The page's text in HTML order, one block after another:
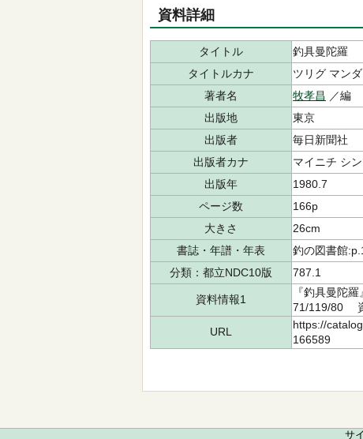
資料詳細
タイトル
釣具曼陀羅
タイトルカナ
ツリグ マンダ
著者名
牧孝昌 ／編
出版地
東京
出版者
毎日新聞社
出版者カナ
マイニチ シ
出版年
1980.7
ページ数
166p
大きさ
26cm
書誌・年譜・年表
釣の図書館
分類：都立NDC10版
787.1
資料情報1
『釣具曼陀
71/119/80 資
URL
https://
166589
サ